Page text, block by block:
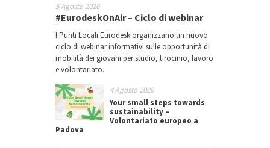
5 Agosto 2026
#EurodeskOnAir – Ciclo di webinar
I Punti Locali Eurodesk organizzano un nuovo
ciclo di webinar informativi sulle opportunità di
mobilità dei giovani per studio, tirocinio, lavoro
e volontariato.
4 Agosto 2026
Your small steps towards
sustainability –
Volontariato europeo a
Padova